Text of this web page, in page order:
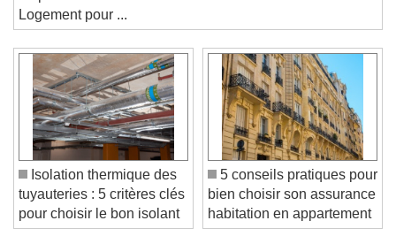
de premiers résultats. Et salue l'action de la ministre du
Logement pour ...
Isolation thermique des
tuyauteries : 5 critères clés
pour choisir le bon isolant
5 conseils pratiques pour
bien choisir son assurance
habitation en appartement